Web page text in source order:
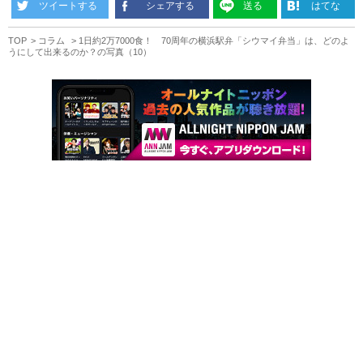
ツイートする シェアする 送る はてな
TOP コラム
1日約2万7000食！ 70周年の横浜駅弁「シウマイ弁当」は、どのよ
うにして出来るのか？の写真（10）